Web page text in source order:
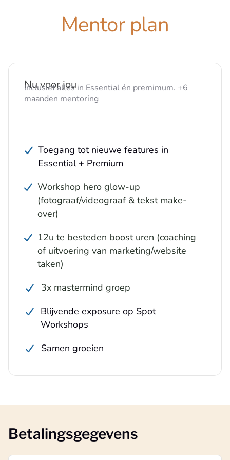
Mentor plan
Nu voor jou
Inclusief alles in Essential én premimum. +6
maanden mentoring
Toegang tot nieuwe features in
Essential + Premium
Workshop hero glow-up
(fotograaf/videograaf & tekst make-
over)
12u te besteden boost uren (coaching
of uitvoering van marketing/website
taken)
3x mastermind groep
Blijvende exposure op Spot
Workshops
Samen groeien
Betalingsgegevens